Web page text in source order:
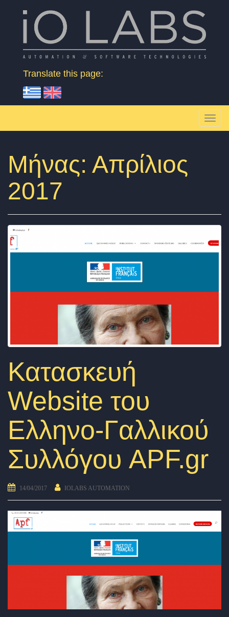
Skip to content
Βιομηχανικοί Αυτοματισμοί & Εφαρμογές
Translate this page:
T
v
o
Μήνας: Απρίλιος
2017
Κατασκευή
Website του
Ελληνο-Γαλλικού
Συλλόγου APF.gr
14/04/2017 IOLABS AUTOMATION